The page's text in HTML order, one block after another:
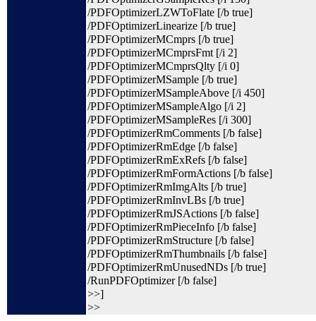
/PDFOptimizerLZWToFlate [/b true]
/PDFOptimizerLinearize [/b true]
/PDFOptimizerMCmprs [/b true]
/PDFOptimizerMCmprsFmt [/i 2]
/PDFOptimizerMCmprsQlty [/i 0]
/PDFOptimizerMSample [/b true]
/PDFOptimizerMSampleAbove [/i 450]
/PDFOptimizerMSampleAlgo [/i 2]
/PDFOptimizerMSampleRes [/i 300]
/PDFOptimizerRmComments [/b false]
/PDFOptimizerRmEdge [/b false]
/PDFOptimizerRmExRefs [/b false]
/PDFOptimizerRmFormActions [/b false]
/PDFOptimizerRmImgAlts [/b true]
/PDFOptimizerRmInvLBs [/b true]
/PDFOptimizerRmJSActions [/b false]
/PDFOptimizerRmPieceInfo [/b false]
/PDFOptimizerRmStructure [/b false]
/PDFOptimizerRmThumbnails [/b false]
/PDFOptimizerRmUnusedNDs [/b true]
/RunPDFOptimizer [/b false]
>>]
>>